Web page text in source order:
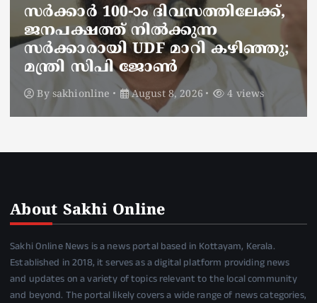
ചായകുടിക്കാൻ എടപ്പാളിലെത്തി
അർജുൻ ആയങ്കി;
സഞ്ചരിക്കുന്നത് വാഹനങ്ങൾ
മാറ്റി
By sakhionline August 8, 2026 6 views
About Sakhi Online
Sakhi Online News is a news portal based in Kottayam, Kerala.
Established in 2018, it serves as a digital platform providing news
and updates on a variety of topics relevant to the local community
and beyond. The portal likely covers a wide range of news categories,